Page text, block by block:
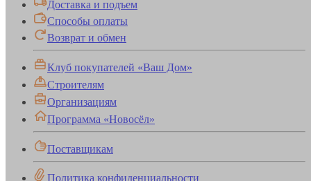
Доставка и подъем
Способы оплаты
Возврат и обмен
Клуб покупателей «Ваш Дом»
Строителям
Организациям
Программа «Новосёл»
Поставщикам
Политика конфиденциальности